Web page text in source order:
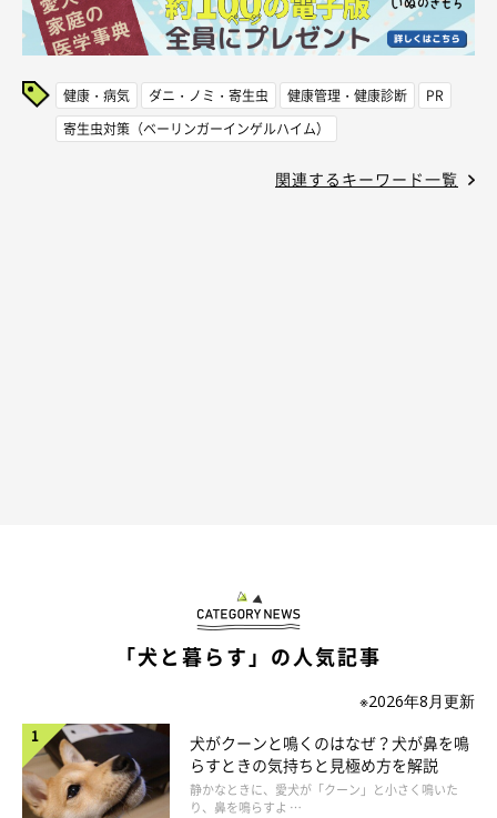
健康・病気 ダニ・ノミ・寄生虫 健康管理・健康診断
PR
寄生虫対策（ベーリンガーインゲルハイム）
関連するキーワード一覧
「犬と暮らす」の人気記事
※2026年8月更新
犬がクーンと鳴くのはなぜ？犬が鼻を鳴
らすときの気持ちと見極め方を解説
静かなときに、愛犬が「クーン」と小さく鳴いた
り、鼻を鳴らすよ …